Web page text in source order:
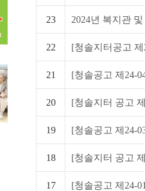
23 2024년 복지관
22 [청솔지터공고
21 [청솔공고 제24-
20 [청솔지터 공고
19 [청솔공고 제24-
18 [청솔지터 공고
17 [청솔공고 제24-